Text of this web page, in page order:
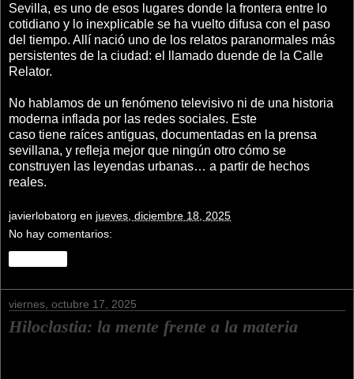
Sevilla, es uno de esos lugares donde la frontera entre lo
cotidiano y lo inexplicable se ha vuelto difusa con el paso
del tiempo. Allí nació uno de los relatos paranormales más
persistentes de la ciudad: el llamado duende de la Calle
Relator.
No hablamos de un fenómeno televisivo ni de una historia
moderna inflada por las redes sociales. Este
caso tiene raíces antiguas, documentadas en la prensa
sevillana, y refleja mejor que ningún otro cómo se
construyen las leyendas urbanas… a partir de hechos
reales.
javierlobatorg en jueves, diciembre 18, 2025
No hay comentarios:
viernes, octubre 17, 2025
Hiloclastia: la mente frente a la materia